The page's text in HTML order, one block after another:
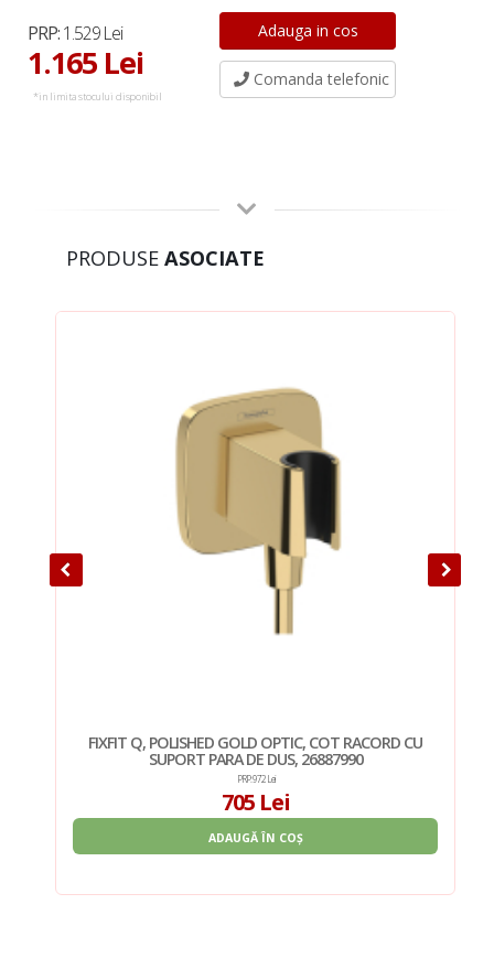
PRP:1.529 Lei
1.165 Lei
*in limita stocului disponibil
Comanda telefonic
PRODUSE ASOCIATE
FIXFIT Q, POLISHED GOLD OPTIC, COT RACORD CU
SUPORT PARA DE DUS, 26887990
PRP: 972 Lei
705 Lei
ADAUGĂ ÎN COȘ